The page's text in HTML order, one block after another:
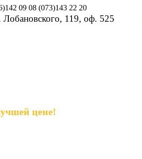
09 08 (073)143 22 20
119, оф. 525
цене!